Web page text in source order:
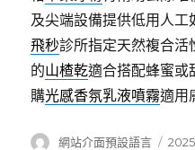
及尖端設備提供低用人
飛秒診所指定天然複合活
的山楂乾適合搭配蜂蜜或
購光感香氛乳液噴霧適用
作
網站介面預設語言
發